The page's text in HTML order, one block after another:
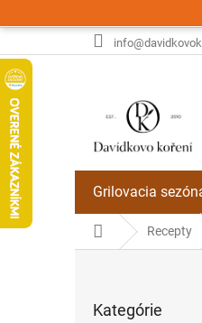
na
Grilovacia
DomovRecepty
kategórie
Kategórie